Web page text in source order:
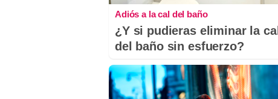
Adiós a la cal del baño
¿Y si pudieras eliminar la cal
del baño sin esfuerzo?